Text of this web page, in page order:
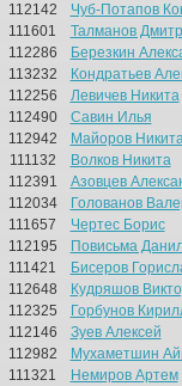
112142
Чуб-Потапов
111601
Талманов
112286
Березкин
113232
Кондратьев
112256
Левичев Никита
112490
Савин Илья
112942
Майоров
111132
Волков Никита
112391
Азовцев
112034
Голованов
111657
Чертес Борис
112195
Повисьма
111421
Бисеров
112648
Кудряшов
112325
Горбунов
112146
Зуев Алексей
112982
Мухаметшин
111321
Немиров Артем